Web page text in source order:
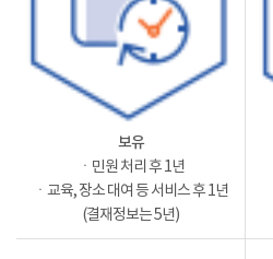
보유
ㆍ민원 처리 후 1년
ㆍ교육, 장소 대여 등 서비스 후 1년
(결재정보는 5년)